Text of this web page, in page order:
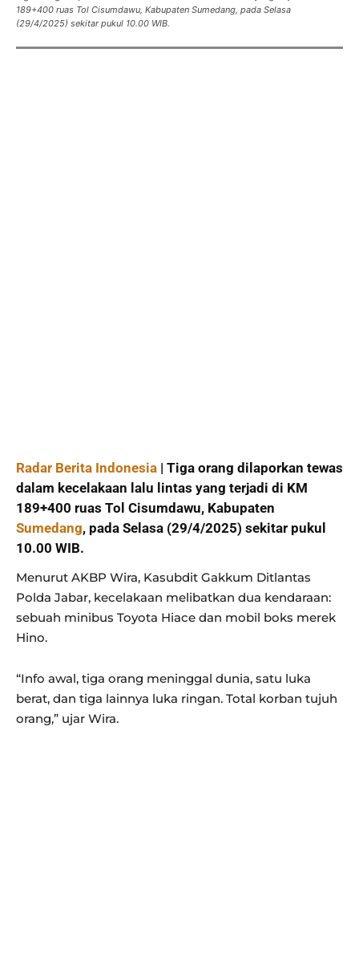
189+400 ruas Tol Cisumdawu, Kabupaten Sumedang, pada Selasa
(29/4/2025) sekitar pukul 10.00 WIB.
Radar Berita Indonesia | Tiga orang dilaporkan tewas
dalam kecelakaan lalu lintas yang terjadi di KM
189+400 ruas Tol Cisumdawu, Kabupaten
Sumedang, pada Selasa (29/4/2025) sekitar pukul
10.00 WIB.
Menurut AKBP Wira, Kasubdit Gakkum Ditlantas
Polda Jabar, kecelakaan melibatkan dua kendaraan:
sebuah minibus Toyota Hiace dan mobil boks merek
Hino.
“Info awal, tiga orang meninggal dunia, satu luka
berat, dan tiga lainnya luka ringan. Total korban tujuh
orang,” ujar Wira.